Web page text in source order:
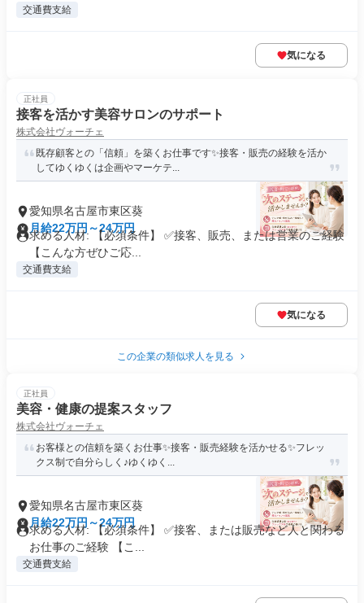
交通費支給
気になる
正社員
接客を活かす美容サロンのサポート
株式会社ヴォーチェ
既存顧客との「信頼」を築くお仕事です✨️接客・販売の経験を活か
してゆくゆくは企画やマーケテ...
愛知県名古屋市東区葵
月給22万円～24万円
求める人材: 【必須条件】 ✅️接客、販売、または営業のご経験
【こんな方ぜひご応...
交通費支給
気になる
この企業の類似求人を見る
正社員
美容・健康の提案スタッフ
株式会社ヴォーチェ
お客様との信頼を築くお仕事✨接客・販売経験を活かせる✨️フレッ
クス制で自分らしく♪ゆくゆく...
愛知県名古屋市東区葵
月給22万円～24万円
求める人材: 【必須条件】 ✅️接客、または販売など人と関わる
お仕事のご経験 【こ...
交通費支給